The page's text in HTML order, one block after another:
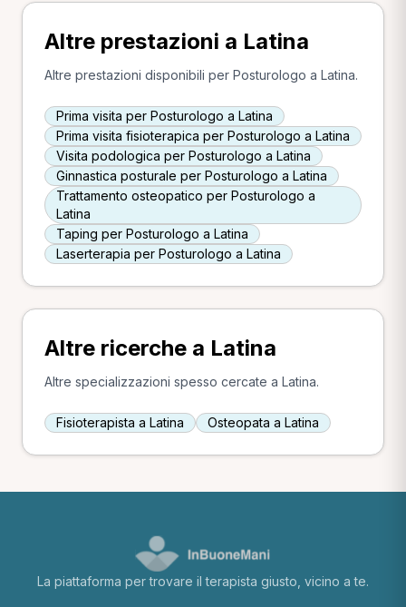
Altre prestazioni a Latina
Altre prestazioni disponibili per Posturologo a Latina.
Prima visita per Posturologo a Latina
Prima visita fisioterapica per Posturologo a Latina
Visita podologica per Posturologo a Latina
Ginnastica posturale per Posturologo a Latina
Trattamento osteopatico per Posturologo a
Latina
Taping per Posturologo a Latina
Laserterapia per Posturologo a Latina
Altre ricerche a Latina
Altre specializzazioni spesso cercate a Latina.
Fisioterapista a Latina Osteopata a Latina
La piattaforma per trovare il terapista giusto, vicino a te.